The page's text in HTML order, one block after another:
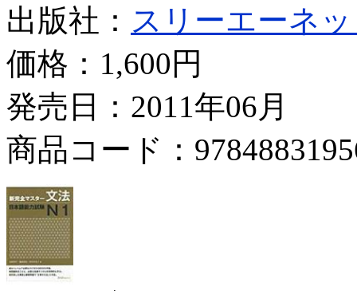
出版社： スリーエーネ
価格： 1,600円
発売日：2011年06月
商品コード：